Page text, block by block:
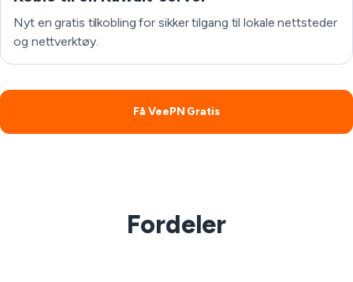
Nyt en gratis tilkobling for sikker tilgang til lokale nettsteder
og nettverktøy.
Få VeePN Gratis
Fordeler